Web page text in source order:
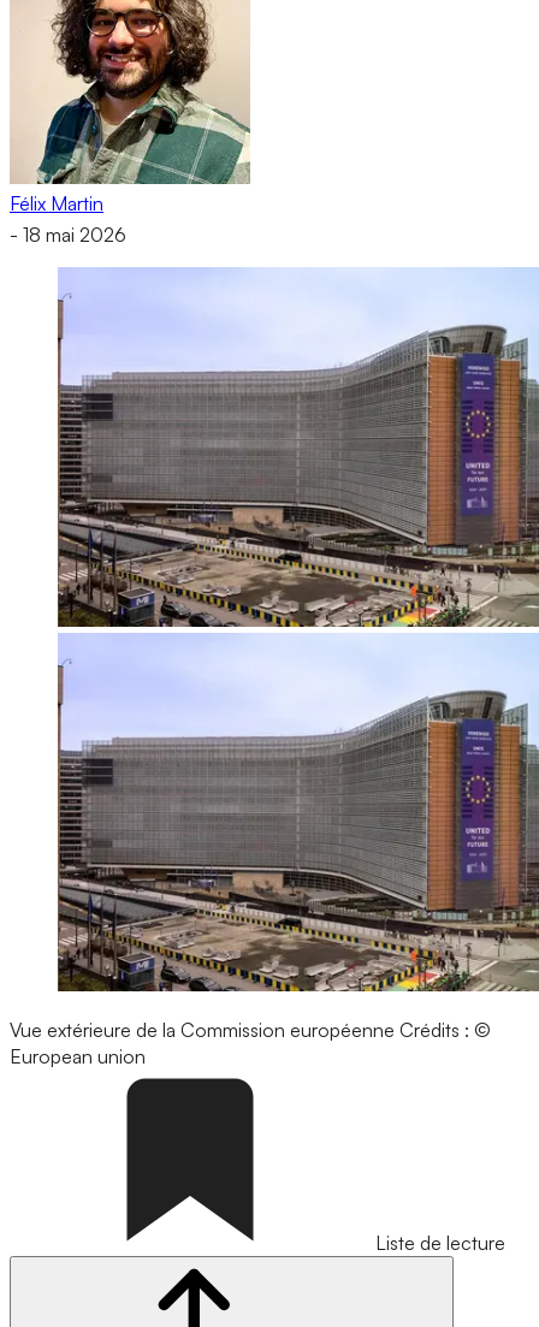
Félix Martin
- 18 mai 2026
Vue extérieure de la Commission européenne Crédits : ©
European union
Liste de lecture